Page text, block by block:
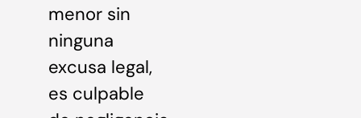
menor sin
ninguna
excusa legal,
es culpable